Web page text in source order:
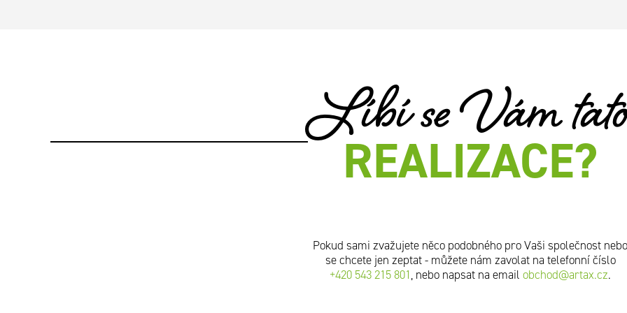
Líbí se Vám
REALIZACE?
Pokud sami zvažujete něco podobného pro Vaši společnost nebo
se chcete jen zeptat - můžete nám zavolat na telefonní číslo
+420 543 215 801, nebo napsat na email obchod@artax.cz.